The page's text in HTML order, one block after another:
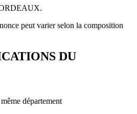
peut varier selon la composition
DU
département